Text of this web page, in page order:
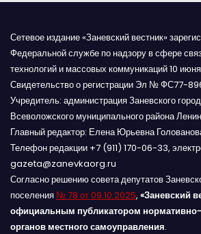
Сетевое издание «Заневский вестник»
Федеральной службе по надзору в сфере
технологий и массовых коммуникаций 10
Свидетельство о регистрации Эл № ФС77-
Учредитель: администрация Заневского
Всеволожского муниципального района
Главный редактор: Елена Юрьевна
Телефон редакции +7 (911) 170-06-33,
gazeta@zanevkaorg.ru
Согласно решению совета депутатов
поселения № 78 от 09.10.2025, «Заневский
официальным публикатором
органов местного самоуправления.